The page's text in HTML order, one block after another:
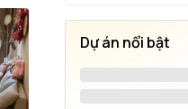
Dự án nổi bật